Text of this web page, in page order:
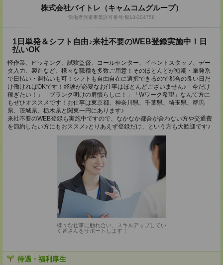
株式会社バイトレ（キャムコムグループ）
労働者派遣事業許可番号:般13-304758
1日単発＆シフト自由♪来社不要のWEB登録実施中！日
払いOK
軽作業、ピッキング、試験監督、コールセンター、イベントスタッフ、デー
タ入力、製造など、様々な職種を多数ご用意！そのほとんどが短期・単発系
で日払い・週払いも可！シフトも自由自在に選択できるので都合の良い日だ
け働ければOKです！経験が必要なお仕事はほとんどございません♪「今だけ
稼ぎたい！」「ブランク明けの肩慣らしに！」「Wワーク希望」なんて方に
もぜひオススメです！お仕事は東京都、神奈川県、千葉県、埼玉県、群馬
県、茨城県、栃木県と関東一円にあります♪
来社不要のWEB登録も実施中ですので、なかなか都合が合わない方や交通費
を節約したい方にもおススメ♪とりあえず登録だけ、という方も大歓迎です♪
様々な仕事に触れ合い、スキルアップしてい
く皆さんをサポートします！
待遇・福利厚生